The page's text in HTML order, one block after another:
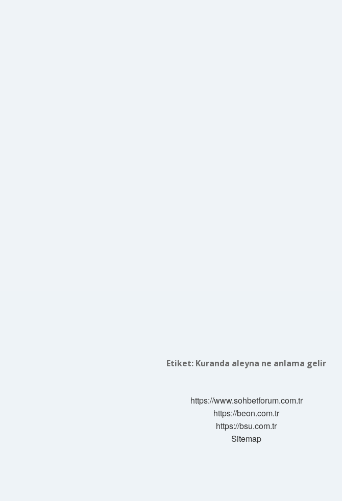
Etiket: Kuranda aleyna ne anlama gelir
https://www.sohbetforum.com.tr
https://beon.com.tr
https://bsu.com.tr
Sitemap